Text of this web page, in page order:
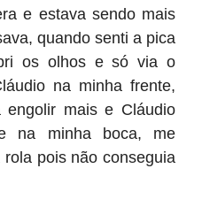
e estava sendo mais
quando senti a pica
os olhos e só via o
na minha frente,
mais e Cláudio
na minha boca, me
pois não conseguia